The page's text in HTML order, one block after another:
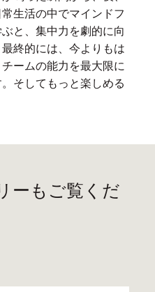
生活の中でマインドフ
と、集中力を劇的に向
終的には、今よりもは
ームの能力を最大限に
そしてもっと楽しめる
ーもご覧くだ